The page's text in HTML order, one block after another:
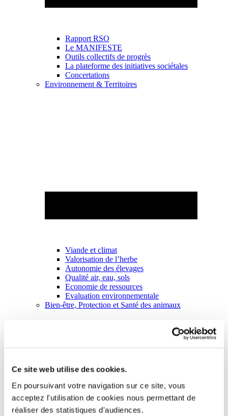
Ce site web utilise des cookies.
En poursuivant votre navigation sur ce site, vous
acceptez l'utilisation de cookies nous permettant de
réaliser des statistiques d'audiences.
Rapport RSO
Le MANIFESTE
Outils collectifs de progrès
La plateforme des initiatives sociétales
Concertations
Environnement & Territoires
Viande et climat
Valorisation de l’herbe
Autonomie des élevages
Qualité air, eau, sols
Economie de ressources
Evaluation environnementale
Bien-être, Protection et Santé des animaux